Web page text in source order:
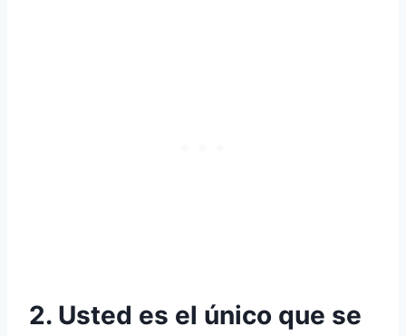
2. Usted es el único que se